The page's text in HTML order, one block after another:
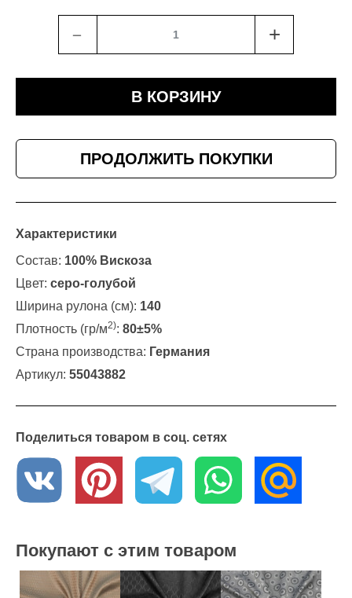
﹣ +
В КОРЗИНУ
ПРОДОЛЖИТЬ ПОКУПКИ
Характеристики
Состав: 100% Вискоза
Цвет: серо-голубой
Ширина рулона (см): 140
Плотность (гр/м2): 80±5%
Страна производства: Германия
Артикул: 55043882
Поделиться товаром в соц. сетях
Покупают с этим товаром